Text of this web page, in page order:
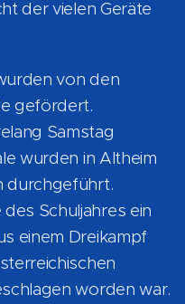
der vielen Geräte
von den
gefördert.
Samstag
wurden in Altheim
durchgeführt.
Schuljahres ein
einem Dreikampf
worden war.